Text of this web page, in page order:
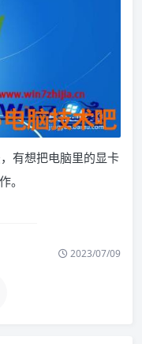
有想把电脑里的显卡
。
2023/07/09